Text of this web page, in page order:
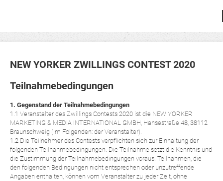
NEW YORKER ZWILLINGS CONTEST 2020
Teilnahmebedingungen
1. Gegenstand der Teilnahmebedingungen
1.1 Veranstalter des Zwillings Contests 2020 ist die NEW YORKER
MARKETING & MEDIA INTERNATIONAL GMBH, Hansestraße 48, 38112
Braunschweig (im Folgenden: der Veranstalter).
1.2 Die Teilnehmer des Contests verpflichten sich zur Einhaltung der
folgenden Teilnahmebedingungen. Die Teilnahme setzt die Kenntnis und
die Zustimmung der Teilnahmebedingungen voraus. Teilnahmen, die
den folgenden Bedingungen nicht entsprechen oder unzutreffende
Angaben enthalten, können vom Veranstalter zu jeder Zeit, ohne